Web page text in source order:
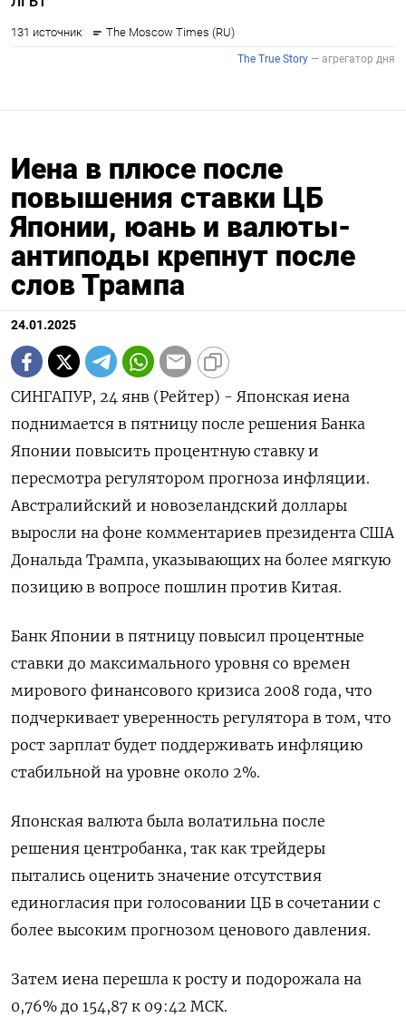
Иена в плюсе после
повышения ставки ЦБ
Японии, юань и валюты-
антиподы крепнут после
слов Трампа
24.01.2025
СИНГАПУР, 24 янв (Рейтер) - Японская иена
поднимается в пятницу после решения Банка
Японии повысить процентную ставку и
пересмотра регулятором прогноза инфляции.
Австралийский и новозеландский доллары
выросли на фоне комментариев президента США
Дональда Трампа, указывающих на более мягкую
позицию в вопросе пошлин против Китая.
Банк Японии в пятницу повысил процентные
ставки до максимального уровня со времен
мирового финансового кризиса 2008 года, что
подчеркивает уверенность регулятора в том, что
рост зарплат будет поддерживать инфляцию
стабильной на уровне около 2%.
Японская валюта была волатильна после
решения центробанка, так как трейдеры
пытались оценить значение отсутствия
единогласия при голосовании ЦБ в сочетании с
более высоким прогнозом ценового давления.
Затем иена перешла к росту и подорожала на
0,76%​ до 154,87 к 09:42 МСК.